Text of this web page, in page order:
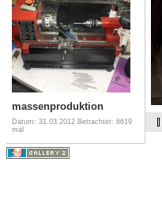
massenproduktion
Datum: 31.03.2012 Betrachtet: 6619
mal